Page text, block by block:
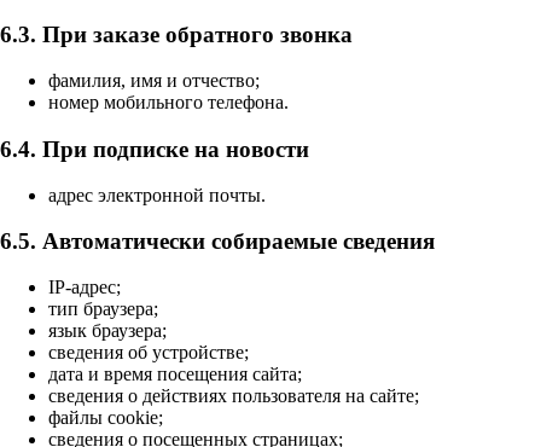
6.3. При заказе обратного звонка
фамилия, имя и отчество;
номер мобильного телефона.
6.4. При подписке на новости
адрес электронной почты.
6.5. Автоматически собираемые сведения
IP-адрес;
тип браузера;
язык браузера;
сведения об устройстве;
дата и время посещения сайта;
сведения о действиях пользователя на сайте;
файлы cookie;
сведения о посещенных страницах;